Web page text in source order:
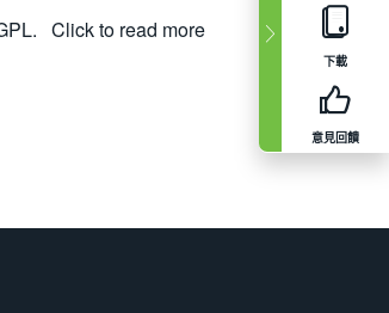
下載
意見回饋
Click to read more